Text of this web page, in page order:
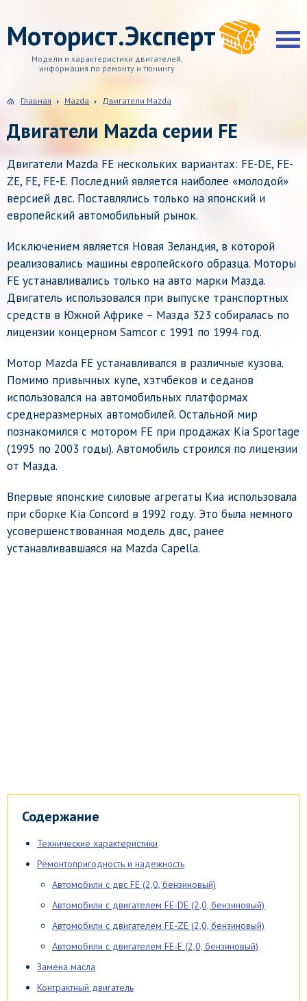
Моторист.Эксперт
Модели и характеристики двигателей,
информация по ремонту и тюнингу
Главная Mazda Двигатели Mazda
Двигатели Mazda серии FE
Двигатели Mazda FE нескольких вариантах: FE-DE, FE-
ZE, FE, FE-E. Последний является наиболее «молодой»
версией двс. Поставлялись только на японский и
европейский автомобильный рынок.
Исключением является Новая Зеландия, в которой
реализовались машины европейского образца. Моторы
FE устанавливались только на авто марки Мазда.
Двигатель использовался при выпуске транспортных
средств в Южной Африке – Мазда 323 собиралась по
лицензии концерном Samcor с 1991 по 1994 год.
Мотор Mazda FE устанавливался в различные кузова.
Помимо привычных купе, хэтчбеков и седанов
использовался на автомобильных платформах
среднеразмерных автомобилей. Остальной мир
познакомился с мотором FE при продажах Kia Sportage
(1995 по 2003 годы). Автомобиль строился по лицензии
от Мазда.
Впервые японские силовые агрегаты Киа использовала
при сборке Kia Concord в 1992 году. Это была немного
усовершенствованная модель двс, ранее
устанавливавшаяся на Mazda Capella.
Содержание
Технические характеристики
Ремонтопригодность и надежность
Автомобили c двс FE (2,0, бензиновый)
Автомобили с двигателем FE-DE (2,0, бензиновый)
Автомобили с двигателем FE-ZE (2,0, бензиновый)
Автомобили с двигателем FE-E (2,0, бензиновый)
Замена масла
Контрактный двигатель